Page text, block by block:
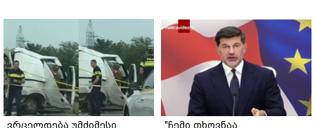
ვრცელდება უმძიმესი
"ჩემი თხოვნაა